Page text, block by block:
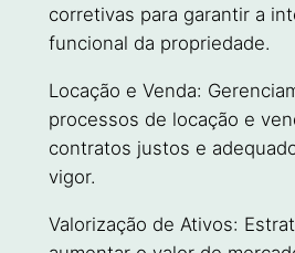
corretivas para garantir a
funcional da propriedade.
Locação e Venda:
processos de locação e
contratos justos e
vigor.
Valorização de Ativos: